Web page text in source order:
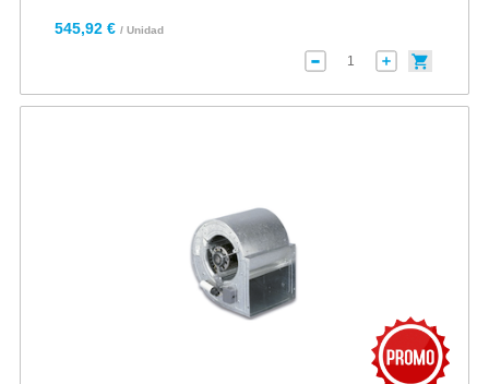
545,92 € / Unidad